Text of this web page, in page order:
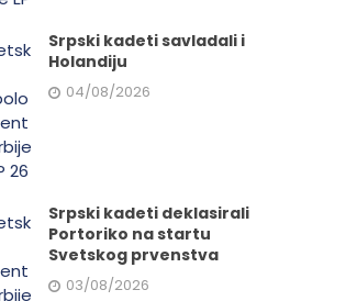
Srpski kadeti savladali i
Holandiju
04/08/2026
Srpski kadeti deklasirali
Portoriko na startu
Svetskog prvenstva
03/08/2026